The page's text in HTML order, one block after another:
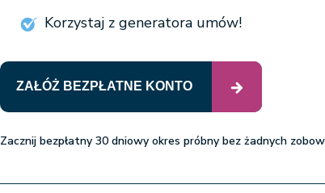
Korzystaj z generatora umów!
ZAŁÓŻ BEZPŁATNE KONTO
Zacznij bezpłatny 30 dniowy okres próbny bez żadnych